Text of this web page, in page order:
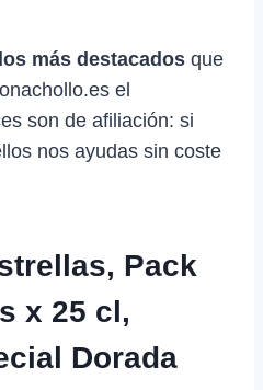
más destacados que
el
son de afiliación: si
nos ayudas sin coste
Pack
x 25 cl,
Dorada